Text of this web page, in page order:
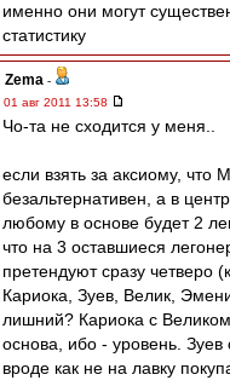
именно они могут
статистику
Zema -
01 авг 2011 13:58
Чо-та не сходится у меня..
если взять за аксиому, что
безальтернативен, а в
любому в основе будет 2
что на 3 оставшиеся
претендуют сразу четверо
Кариока, Зуев, Велик,
лишний? Кариока с
основа, ибо - уровень.
вроде как не на лавку